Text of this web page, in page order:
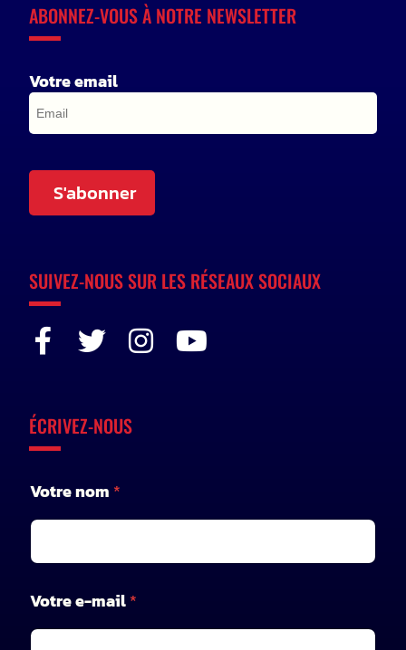
ABONNEZ-VOUS À NOTRE NEWSLETTER
Votre email
S'abonner
SUIVEZ-NOUS SUR LES RÉSEAUX SOCIAUX
ÉCRIVEZ-NOUS
Votre nom *
Votre e-mail*